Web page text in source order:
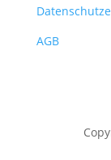
AGB